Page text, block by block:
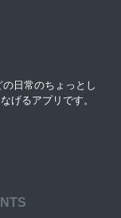
日常のちょっとし
げるアプリです。